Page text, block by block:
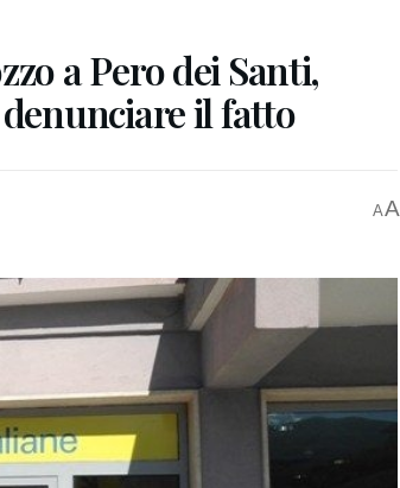
a Pero dei Santi,
il fatto
AA